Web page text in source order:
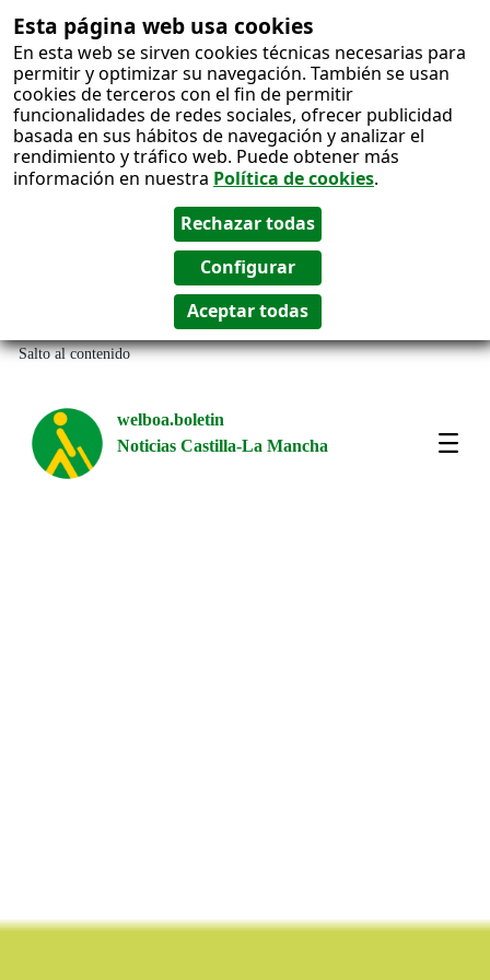
Esta página web usa cookies
En esta web se sirven cookies técnicas necesarias para
permitir y optimizar su navegación. También se usan
cookies de terceros con el fin de permitir
funcionalidades de redes sociales, ofrecer publicidad
basada en sus hábitos de navegación y analizar el
rendimiento y tráfico web. Puede obtener más
información en nuestra Política de cookies.
Salto al contenido
welboa.boletin
Noticias Castilla-La Mancha